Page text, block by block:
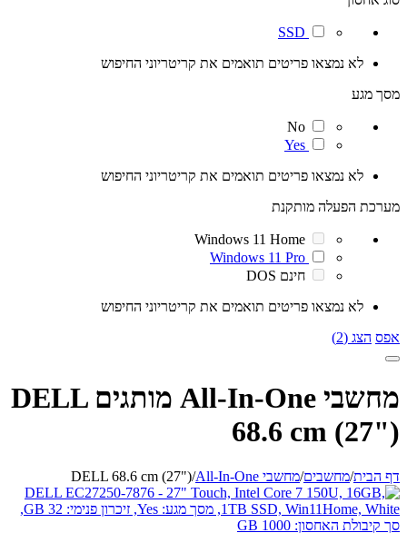
SSD
לא נמצאו פריטים תואמים את קריטריוני החיפוש
מסך מגע
No
Yes
לא נמצאו פריטים תואמים את קריטריוני החיפוש
מערכת הפעלה מותקנת
Windows 11 Home
Windows 11 Pro
חינם DOS
לא נמצאו פריטים תואמים את קריטריוני החיפוש
אפס הצג (2)
מחשבי All-In-One מותגים DELL
68.6 cm (27")
דף הבית/מחשבים/מחשבי All-In-One /
DELL 68.6 cm (27")